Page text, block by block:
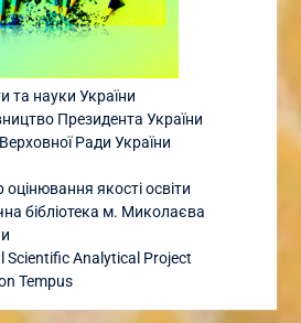
та науки України
Президента України
Ради України
якості освіти
бібліотека м. Миколаєва
Scientific Analytical Project
Tempus